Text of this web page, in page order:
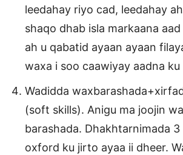
leedahay riyo cad, leedahay
shaqo dhab isla markaana
ah u qabatid ayaan ayaan
waxa i soo caawiyay aadna
Wadidda
(soft skills). Anigu ma joojin
barashada. Dhakhtarnimada
oxford ku jirto ayaa ii dheer.